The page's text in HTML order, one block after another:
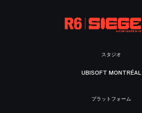
スタジオ
UBISOFT MONTRÉAL
プラットフォーム